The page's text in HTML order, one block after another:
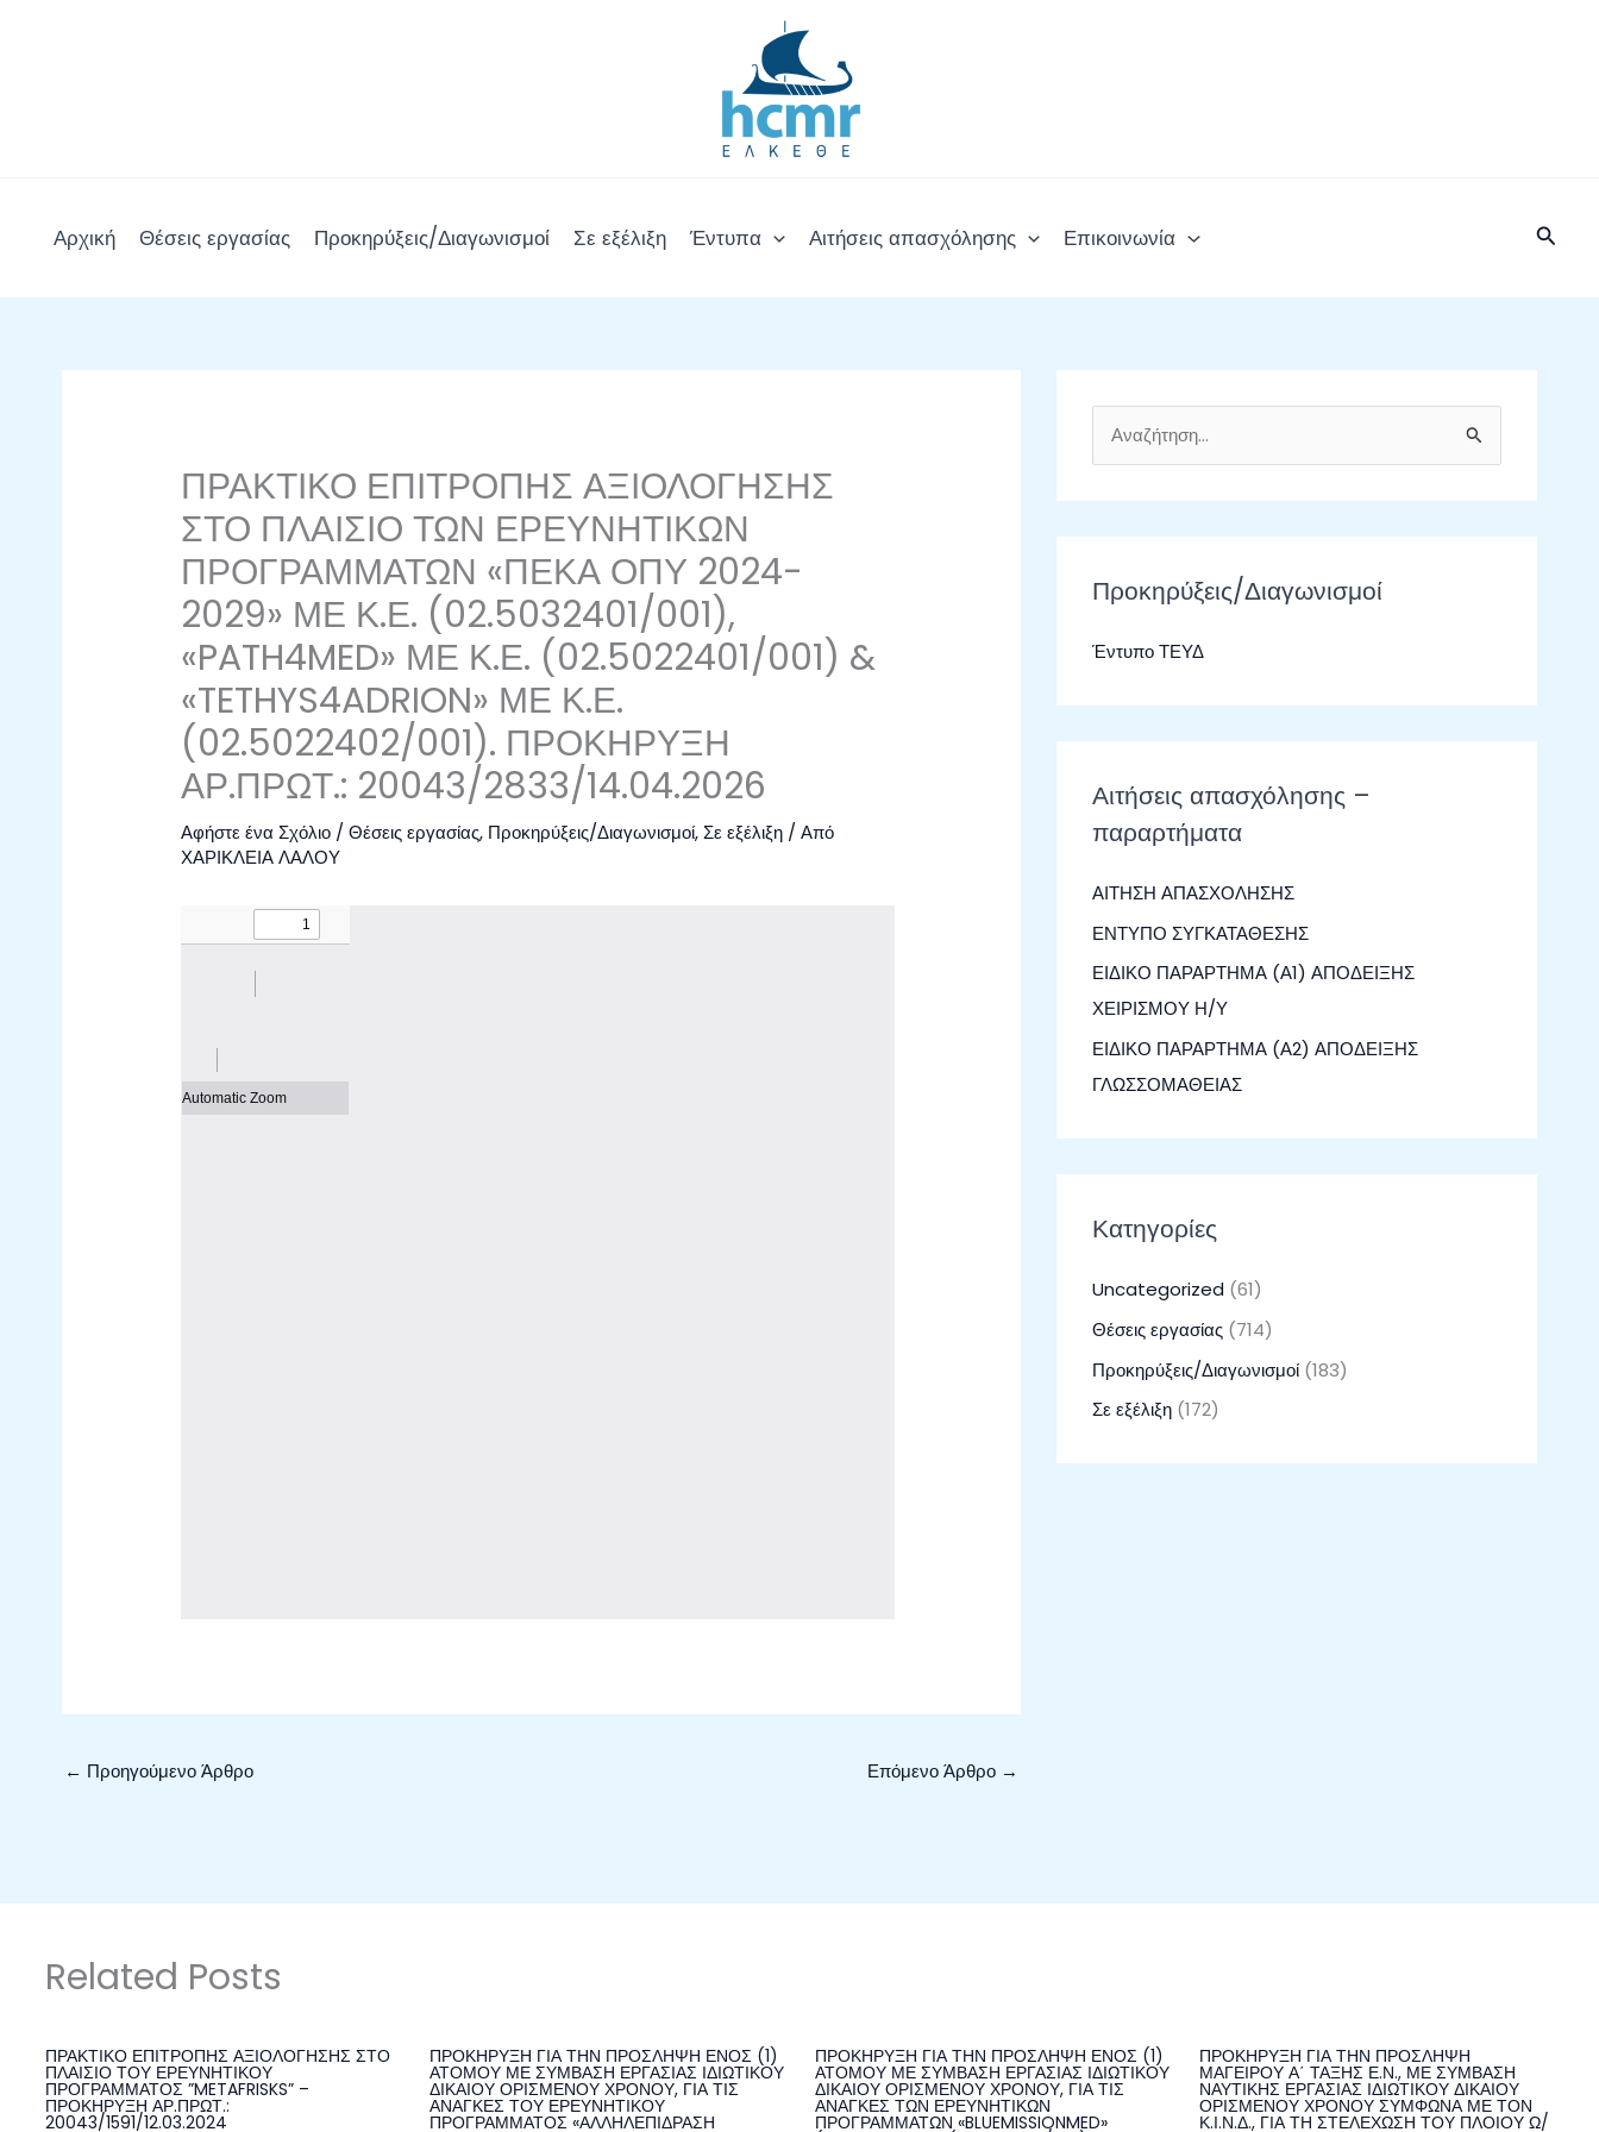
Αρχική Θέσεις εργασίας Προκηρύξεις/Διαγωνισμοί Σε εξέλιξη Έντυπα Αιτήσεις απασχόλησης Επικοινωνία
ΠΡΑΚΤΙΚΟ ΕΠΙΤΡΟΠΗΣ ΑΞΙΟΛΟΓΗΣΗΣ
ΣΤΟ ΠΛΑΙΣΙΟ ΤΩΝ ΕΡΕΥΝΗΤΙΚΩΝ
ΠΡΟΓΡΑΜΜΑΤΩΝ «ΠΕΚΑ ΟΠΥ 2024-
2029» ΜΕ Κ.Ε. (02.5032401/001),
«PATH4MED» ΜΕ Κ.Ε. (02.5022401/001) &
«TETHYS4ADRION» ΜΕ Κ.Ε.
(02.5022402/001). ΠΡΟΚΗΡΥΞΗ
ΑΡ.ΠΡΩΤ.: 20043/2833/14.04.2026
Αφήστε ένα Σχόλιο /Θέσεις εργασίας, Προκηρύξεις/Διαγωνισμοί,Σε εξέλιξη / Από
ΧΑΡΙΚΛΕΙΑ ΛΑΛΟΥ
← Προηγούμενο Άρθρο Επόμενο Άρθρο →
ν
α
ζ
ή
η
ι
α
Προκηρύξεις/Διαγωνισμοί
Έντυπο ΤΕΥΔ
Αιτήσεις απασχόλησης –
παραρτήματα
ΑΙΤΗΣΗ ΑΠΑΣΧΟΛΗΣΗΣ
ΕΝΤΥΠΟ ΣΥΓΚΑΤΑΘΕΣΗΣ
ΕΙΔΙΚΟ ΠΑΡΑΡΤΗΜΑ (Α1) ΑΠΟΔΕΙΞΗΣ
ΧΕΙΡΙΣΜΟΥ Η/Υ
ΕΙΔΙΚΟ ΠΑΡΑΡΤΗΜΑ (Α2) ΑΠΟΔΕΙΞΗΣ
ΓΛΩΣΣΟΜΑΘΕΙΑΣ
Κατηγορίες
Uncategorized (61)
Θέσεις εργασίας (714)
Προκηρύξεις/Διαγωνισμοί (183)
Σε εξέλιξη (172)
Related Posts
ΠΡΑΚΤΙΚΟ ΕΠΙΤΡΟΠΗΣ ΑΞΙΟΛΟΓΗΣΗΣ ΣΤΟ
ΠΛΑΙΣΙΟ ΤΟΥ ΕΡΕΥΝΗΤΙΚΟΥ
ΠΡΟΓΡΑΜΜΑΤΟΣ ”METAFRISKS” –
ΠΡΟΚΗΡΥΞΗ ΑΡ.ΠΡΩΤ.:
20043/1591/12.03.2024
ΠΡΟΚΗΡΥΞΗ ΓΙΑ ΤΗΝ ΠΡΟΣΛΗΨΗ ΕΝΟΣ (1)
ΑΤΟΜΟΥ ΜΕ ΣΥΜΒΑΣΗ ΕΡΓΑΣΙΑΣ ΙΔΙΩΤΙΚΟΥ
ΔΙΚΑΙΟΥ ΟΡΙΣΜΕΝΟΥ ΧΡΟΝΟΥ, ΓΙΑ ΤΙΣ
ΑΝΑΓΚΕΣ ΤΟΥ ΕΡΕΥΝΗΤΙΚΟΥ
ΠΡΟΓΡΑΜΜΑΤΟΣ «ΑΛΛΗΛΕΠΙΔΡΑΣΗ
ΠΡΟΚΗΡΥΞΗ ΓΙΑ ΤΗΝ ΠΡΟΣΛΗΨΗ ΕΝΟΣ (1)
ΑΤΟΜΟΥ ΜΕ ΣΥΜΒΑΣΗ ΕΡΓΑΣΙΑΣ ΙΔΙΩΤΙΚΟΥ
ΔΙΚΑΙΟΥ ΟΡΙΣΜΕΝΟΥ ΧΡΟΝΟΥ, ΓΙΑ ΤΙΣ
ΑΝΑΓΚΕΣ ΤΩΝ ΕΡΕΥΝΗΤΙΚΩΝ
ΠΡΟΓΡΑΜΜΑΤΩΝ «BLUEMISSIONMED»
ΠΡΟΚΗΡΥΞΗ ΓΙΑ ΤΗΝ ΠΡΟΣΛΗΨΗ
ΜΑΓΕΙΡΟΥ Α΄ ΤΑΞΗΣ Ε.Ν., ΜΕ ΣΥΜΒΑΣΗ
ΝΑΥΤΙΚΗΣ ΕΡΓΑΣΙΑΣ ΙΔΙΩΤΙΚΟΥ ΔΙΚΑΙΟΥ
ΟΡΙΣΜΕΝΟΥ ΧΡΟΝΟΥ ΣΥΜΦΩΝΑ ΜΕ ΤΟΝ
Κ.Ι.Ν.Δ., ΓΙΑ ΤΗ ΣΤΕΛΕΧΩΣΗ ΤΟΥ ΠΛΟΙΟΥ Ω/